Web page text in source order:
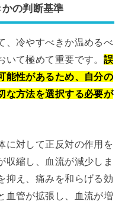
の判断基準
、冷やすべきか温めるべ
て極めて重要です。 誤
能性があるため、自分の
な方法を選択する必要が
に対して正反対の作用を
収縮し、血流が減少しま
抑え、痛みを和らげる効
血管が拡張し、血流が増